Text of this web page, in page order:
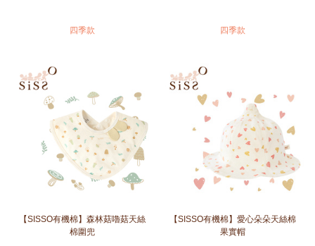
四季款 四季款
【SISSO有機棉】森林菇嚕菇天絲
棉圍兜
【SISSO有機棉】愛心朵朵天絲棉
果實帽